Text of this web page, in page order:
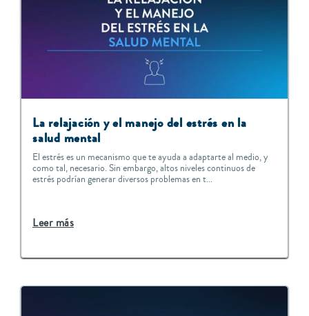
La relajación y el manejo del estrés en la
salud mental
El estrés es un mecanismo que te ayuda a adaptarte al medio, y
como tal, necesario. Sin embargo, altos niveles continuos de
estrés podrían generar diversos problemas en t...
Leer más